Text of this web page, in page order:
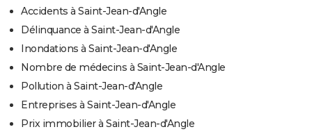
Accidents à Saint-Jean-d'Angle
Délinquance à Saint-Jean-d'Angle
Inondations à Saint-Jean-d'Angle
Nombre de médecins à Saint-Jean-d'Angle
Pollution à Saint-Jean-d'Angle
Entreprises à Saint-Jean-d'Angle
Prix immobilier à Saint-Jean-d'Angle